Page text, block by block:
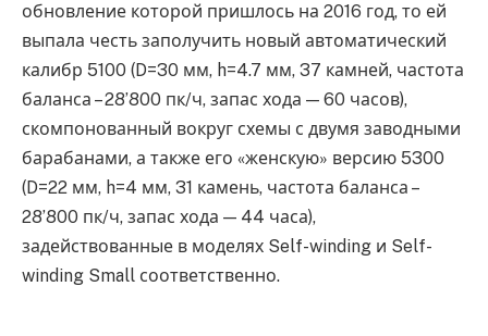
обновление которой пришлось на 2016 год, то ей
выпала честь заполучить новый автоматический
калибр 5100 (D=30 мм, h=4.7 мм, 37 камней, частота
баланса – 28’800 пк/ч, запас хода — 60 часов),
скомпонованный вокруг схемы с двумя заводными
барабанами, а также его «женскую» версию 5300
(D=22 мм, h=4 мм, 31 камень, частота баланса –
28’800 пк/ч, запас хода — 44 часа),
задействованные в моделях Self-winding и Self-
winding Small соответственно.